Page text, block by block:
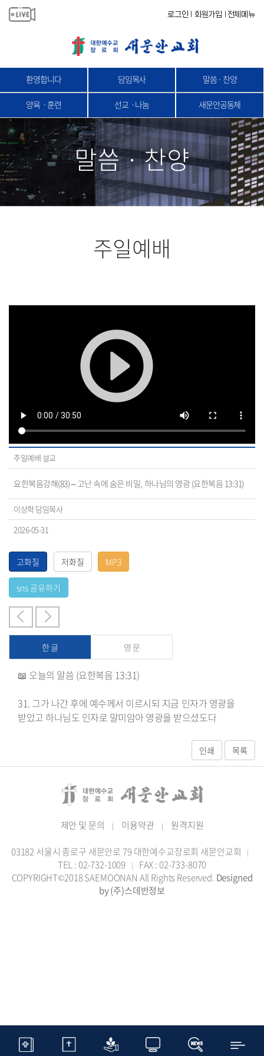
로그인 회원가입 전체메뉴
환영합니다 담임목사 말씀 · 찬양
양육ㆍ훈련 선교ㆍ나눔 새문안공동체
말씀 · 찬양
주일예배
주일예배 설교
요한복음강해(83) – 고난 속에 숨은 비밀, 하나님의 영광 (요한복음 13:31)
이상학 담임목사
2026-05-31
한 글 영 문
📖 오늘의 말씀 (요한복음 13:31)
31. 그가 나간 후에 예수께서 이르시되 지금 인자가 영광을
받았고 하나님도 인자로 말미암아 영광을 받으셨도다
제안 및 문의 | 이용약관 | 원격지원
03182 서울시 종로구 새문안로 79 대한예수교장로회 새문안교회 |
TEL : 02-732-1009 |
FAX : 02-733-8070
COPYRIGHT©2018 SAEMOONAN All Rights Reserved. Designed
by (주)스데반정보